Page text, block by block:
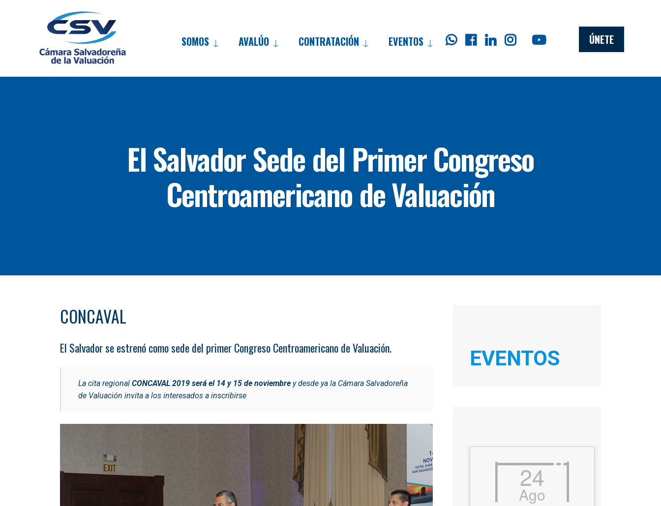
Skip
content
SOMOS AVALÚO CONTRATACIÓN EVENTOS ÚNETE
El Salvador Sede del Primer Congreso
Centroamericano de Valuación
CONCAVAL
El Salvador se estrenó como sede del primer Congreso Centroamericano de Valuación.
La cita regional CONCAVAL 2019 será el 14 y 15 de noviembre y desde ya la Cámara Salvadoreña
de Valuación invita a los interesados a inscribirse
EVENTOS
24
Ago